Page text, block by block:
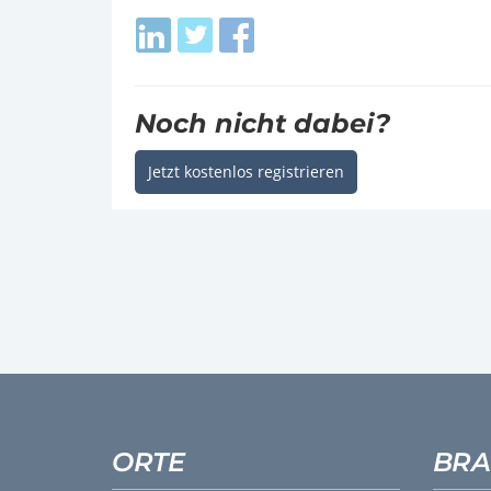
Login
Login
Login
Noch nicht dabei?
Jetzt kostenlos registrieren
ORTE